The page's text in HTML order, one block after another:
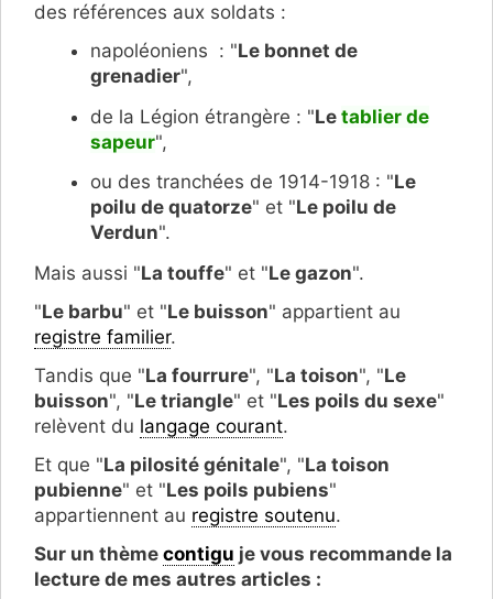
des références aux soldats :
napoléoniens : "Le bonnet de
grenadier",
de la Légion étrangère : "Le tablier de
sapeur",
ou des tranchées de 1914-1918 : "Le
poilu de quatorze" et "Le poilu de
Verdun".
Mais aussi "La touffe" et "Le gazon".
"Le barbu" et "Le buisson" appartient au
registre familier.
Tandis que "La fourrure", "La toison", "Le
buisson", "Le triangle" et "Les poils du sexe"
relèvent du langage courant.
Et que "La pilosité génitale", "La toison
pubienne" et "Les poils pubiens"
appartiennent au registre soutenu.
Sur un thème contigu je vous recommande la
lecture de mes autres articles :